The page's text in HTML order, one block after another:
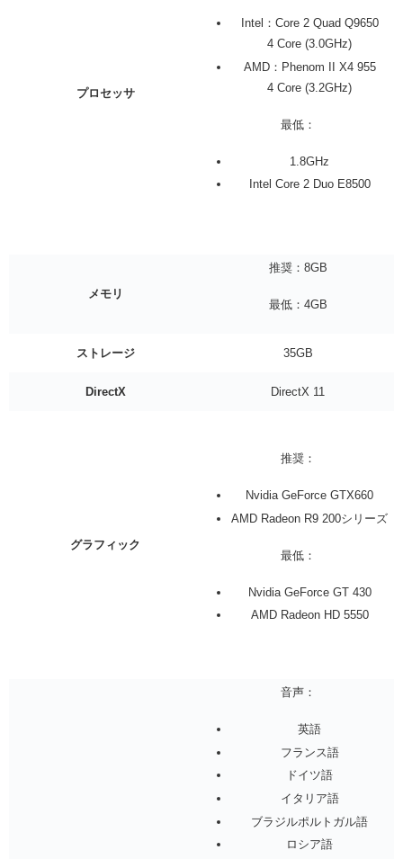
プロセッサ
Intel：Core 2 Quad Q9650
4 Core (3.0GHz)
AMD：Phenom II X4 955
4 Core (3.2GHz)
最低：
1.8GHz
Intel Core 2 Duo E8500
メモリ
推奨：8GB
最低：4GB
ストレージ 35GB
DirectX DirectX 11
グラフィック
推奨：
Nvidia GeForce GTX660
AMD Radeon R9 200シリーズ
最低：
Nvidia GeForce GT 430
AMD Radeon HD 5550
音声：
英語
フランス語
ドイツ語
イタリア語
ブラジルポルトガル語
ロシア語